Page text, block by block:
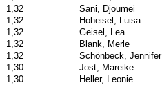
1,32
Sani, Djoumei
1,32
Hoheisel, Luisa
1,32
Geisel, Lea
1,32
Blank, Merle
1,32
Schönbeck, Jennifer
1,30
Jost, Mareike
1,30
Heller, Leonie